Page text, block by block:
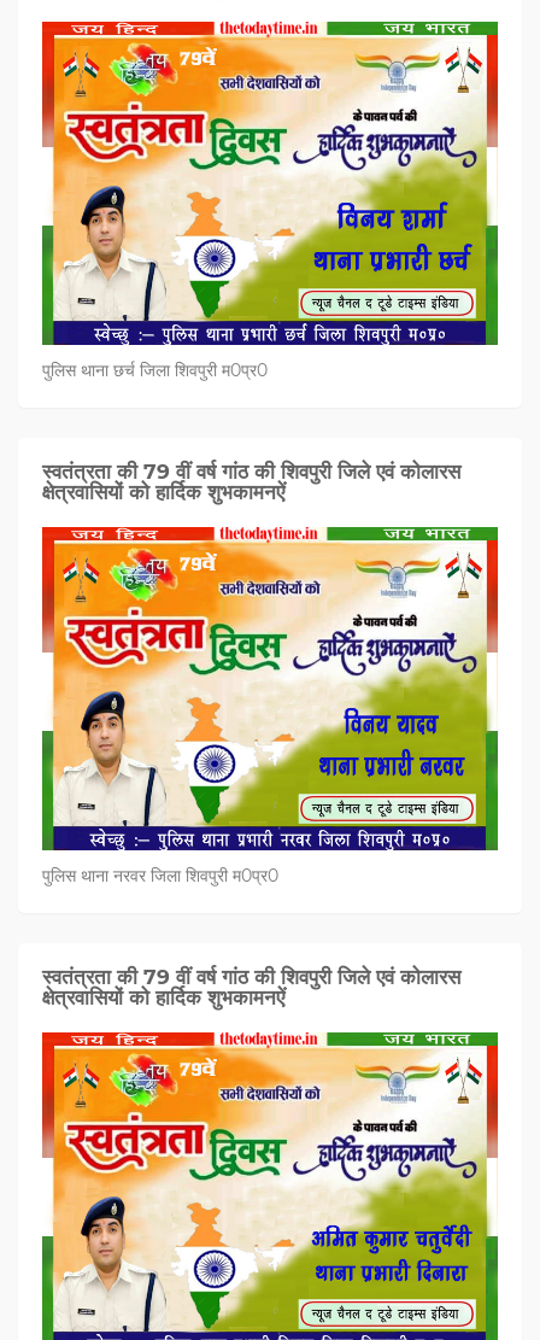
पुलिस थाना छर्च जिला शिवपुरी म0प्र0
स्वतंत्रता की 79 वीं वर्ष गांठ की शिवपुरी जिले एवं कोलारस
क्षेत्रवासियों को हार्दिक शुभकामनऐं
पुलिस थाना नरवर जिला शिवपुरी म0प्र0
स्वतंत्रता की 79 वीं वर्ष गांठ की शिवपुरी जिले एवं कोलारस
क्षेत्रवासियों को हार्दिक शुभकामनऐं